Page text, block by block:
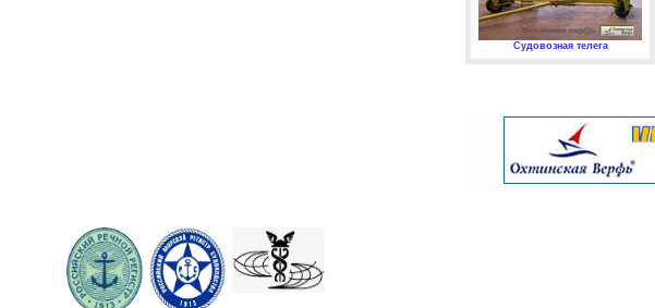
Судовозная телега